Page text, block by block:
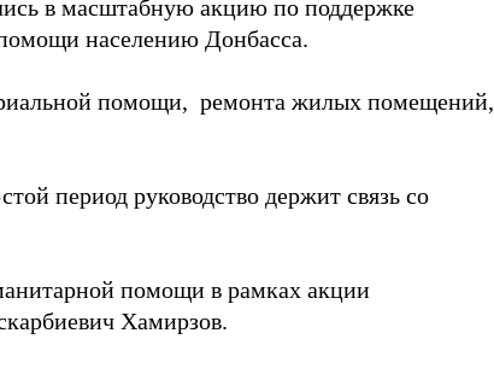
в масштабную акцию по поддержке
населению Донбасса.
помощи, ремонта жилых помещений,
период руководство держит связь со
помощи в рамках акции
Хамирзов.